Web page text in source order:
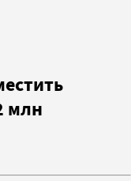
млн